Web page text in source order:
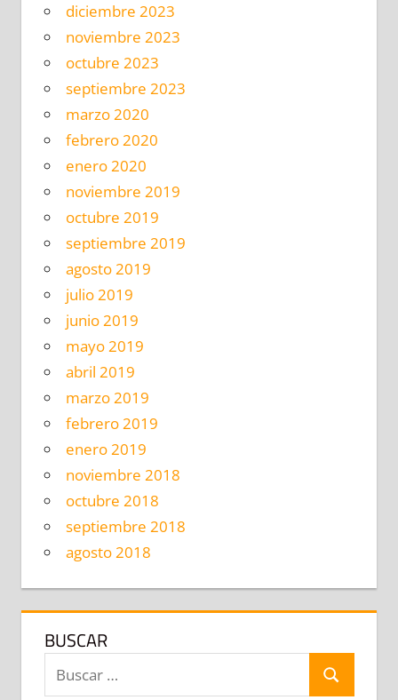
diciembre 2023
noviembre 2023
octubre 2023
septiembre 2023
marzo 2020
febrero 2020
enero 2020
noviembre 2019
octubre 2019
septiembre 2019
agosto 2019
julio 2019
junio 2019
mayo 2019
abril 2019
marzo 2019
febrero 2019
enero 2019
noviembre 2018
octubre 2018
septiembre 2018
agosto 2018
BUSCAR
Buscar:
BUSCAR